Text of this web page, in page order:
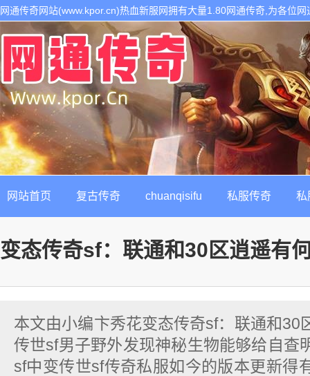
网通传奇网站(www.kpor.cn)热血新服网拥有大量1.80网通传奇,为各位
1.80传奇开区服务,是继网通传奇私服以后最热门的每日新开1.80传奇私
网站首页 复古传奇 chuanqisifu 私服传奇 私
变态传奇sf：联通和30区逍遥有
本文由小编卞秀花变态传奇sf：联通和30
传世sf男子野外发现神秘生物能够给自查
sf中变传世sf传奇私服如今的版本更新得